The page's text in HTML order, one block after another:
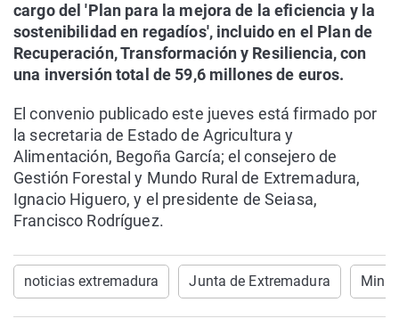
cargo del 'Plan para la mejora de la eficiencia y la
sostenibilidad en regadíos', incluido en el Plan de
Recuperación, Transformación y Resiliencia, con
una inversión total de 59,6 millones de euros.
El convenio publicado este jueves está firmado por
la secretaria de Estado de Agricultura y
Alimentación, Begoña García; el consejero de
Gestión Forestal y Mundo Rural de Extremadura,
Ignacio Higuero, y el presidente de Seiasa,
Francisco Rodríguez.
noticias extremadura Junta de Extremadura